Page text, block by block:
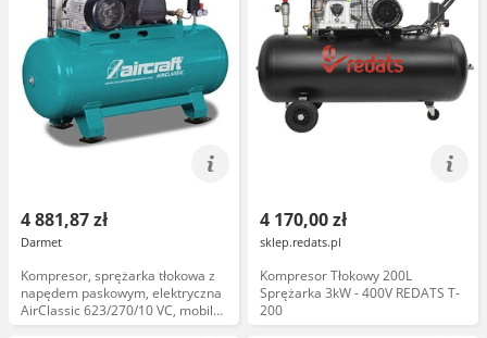
4 881,87 zł
Darmet
Kompresor, sprężarka tłokowa z
napędem paskowym, elektryczna
AirClassic 623/270/10 VC, mobilna
-AIRCRAFT 2035063
4 170,00 zł
sklep.redats.pl
Kompresor Tłokowy 200L
Sprężarka 3kW - 400V REDATS T-
200